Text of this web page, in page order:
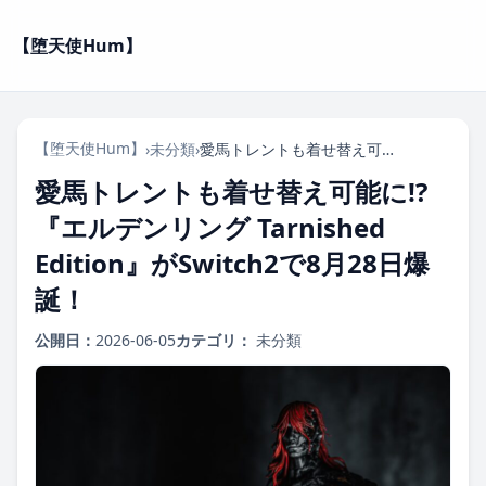
【堕天使Hum】
【堕天使Hum】 ›未分類› 愛馬トレントも着せ替え可能に!? 『エルデンリング Tarnished Edition』がSwitch2で8月28日爆誕！
愛馬トレントも着せ替え可能に!?
『エルデンリング Tarnished
Edition』がSwitch2で8月28日爆
誕！
公開日： 2026-06-05カテゴリ： 未分類